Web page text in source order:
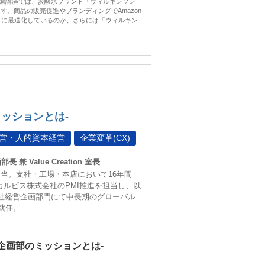
。商品の販売促進やブランディングでAmazon
最適化しているのか、さらには「ウィルキン
ションとは-
・人的資本経営 企業変革(CX)
長 兼 Value Creation 室長
。支社・工場・本店において16年間
ピス株式会社のPMI推進を担当し、以
経営企画部門にて中長期のグローバル
。
画部のミッションとは-